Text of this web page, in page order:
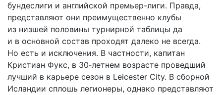
бундеслиги и английской премьер-лиги. Правда,
представляют они преимущественно клубы
из низшей половины турнирной таблицы да
и в основной состав проходят далеко не всегда.
Но есть и исключения. В частности, капитан
Кристиан Фукс, в 30‑летнем возрасте проведший
лучший в карьере сезон в Leicester City. В сборной
Исландии сплошь легионеры, однако представляют